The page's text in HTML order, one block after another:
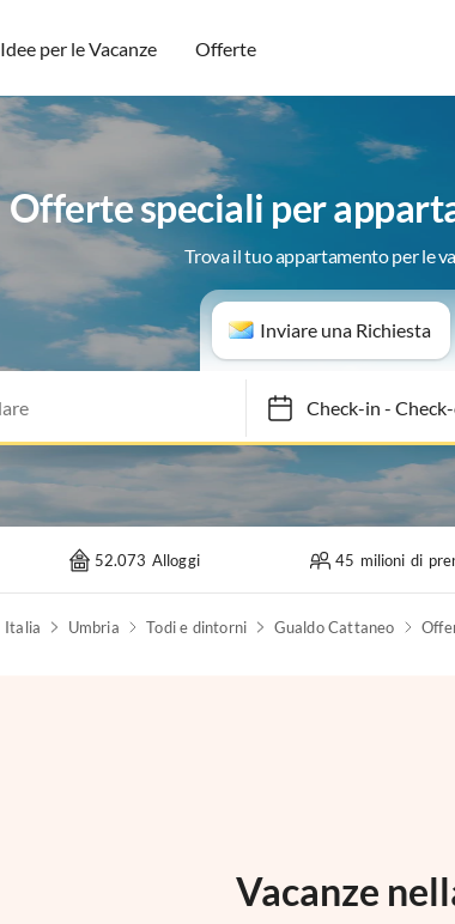
Idee per le Vacanze Offerte
Offerte speciali per
Trova il tuo appartamento per le
Inviare una Richiesta
Check-in- Check-
52.073 Alloggi 45 milioni di
Italia Umbria Todi e dintorni Gualdo Cattaneo
Vacanze